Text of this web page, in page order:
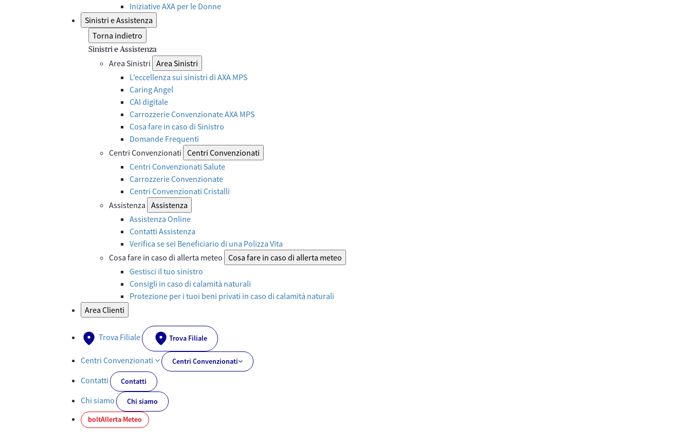
Iniziative AXA per le Donne
Sinistri e Assistenza
Torna indietro
Sinistri e Assistenza
Area Sinistri Area Sinistri
L’eccellenza sui sinistri di AXA MPS
Caring Angel
CAI digitale
Carrozzerie Convenzionate AXA MPS
Cosa fare in caso di Sinistro
Domande Frequenti
Centri Convenzionati Centri Convenzionati
Centri Convenzionati Salute
Carrozzerie Convenzionate
Centri Convenzionati Cristalli
Assistenza Assistenza
Assistenza Online
Contatti Assistenza
Verifica se sei Beneficiario di una Polizza Vita
Cosa fare in caso di allerta meteo Cosa fare in caso di allerta meteo
Gestisci il tuo sinistro
Consigli in caso di calamità naturali
Protezione per i tuoi beni privati in caso di calamità naturali
Area Clienti
Trova Filiale Trova Filiale
Centri Convenzionati Centri Convenzionati
Contatti Contatti
Chi siamo
Chi siamo
boltAllerta Meteo